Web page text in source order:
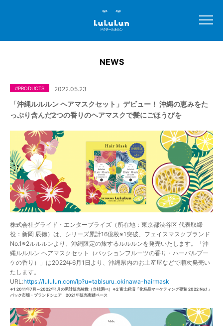
NEWS
#PRODUCTS 2022.05.23
「沖縄ルルルン ヘアマスクセット」デビュー！ 沖縄の恵みをた
っぷり含んだ2つの香りのヘアマスクで髪にごほうびを
株式会社グライド・エンタープライズ（所在地：東京都渋谷区 代表取締
役：新岡 辰徳）は、シリーズ累計16億枚※1突破、フェイスマスクブランド
No.1※2ルルルンより、沖縄限定の旅するルルルンを発売いたします。「沖
縄ルルルン ヘアマスクセット（パッションフルーツの香り・ハーバルブー
ケの香り）」は2022年6月1日より、沖縄県内のお土産屋などで順次発売い
たします。
URL:https://lululun.com/lp?u=tabisuru_okinawa-hairmask
※1 2011年7月～2022年1月の累計販売枚数（当社調べ）※2 富士経済「化粧品マーケティング要覧 2022 No.1」
パック市場・ブランドシェア 2021年販売実績ベース